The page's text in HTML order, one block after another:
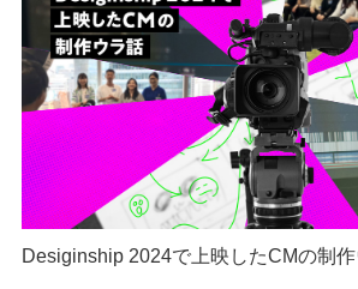
Desiginship 2024で上映したCMの制